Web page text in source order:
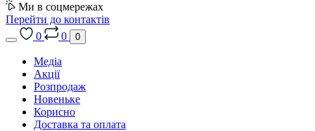
Ми в соцмережах
Перейти до контактів
0
0 0
Медіа
Акції
Розпродаж
Новеньке
Корисно
Доставка та оплата